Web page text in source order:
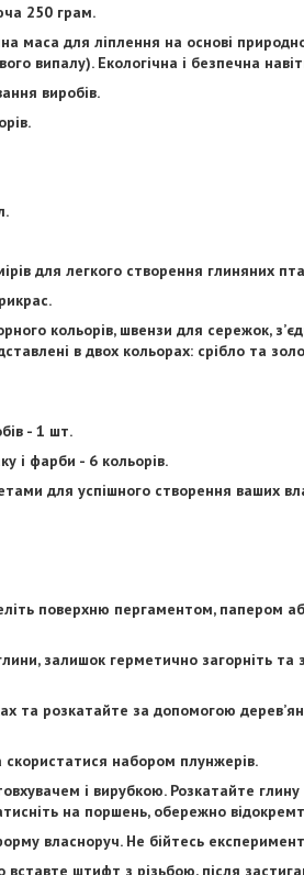
250 грам.
маса для ліплення на основі
випалу). Екологічна і безпечна
виробів.
для легкого створення глиняних
кольорів, швензи для сережок,
в двох кольорах: срібло та
- 1 шт.
і фарби - 6 кольорів.
для успішного створення ваших
поверхню пергаментом, папером
залишок герметично загорніть та
та розкатайте за допомогою
набором плунжерів.
і вирубкою. Розкатайте
на поршень, обережно
власноруч. Не бійтесь
вставте штифт з різьбою, після